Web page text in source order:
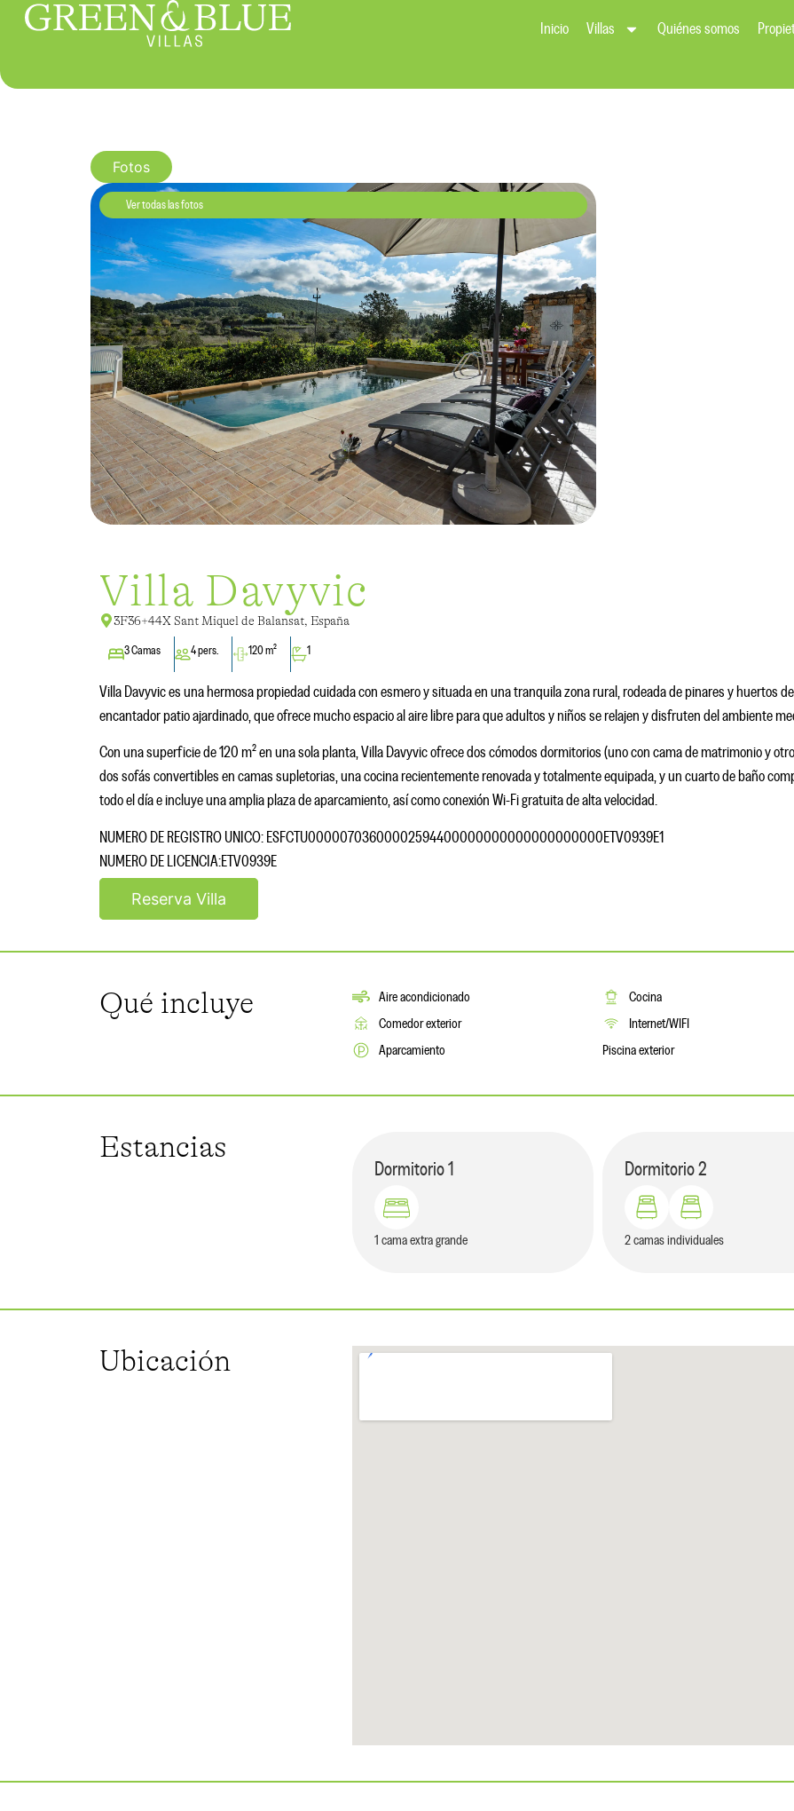
Inicio Villas Quiénes somos
Fotos
Ver todas las fotos
Villa Davyvic
3F36+44X Sant Miquel de Balansat, España
3 Camas 4 pers. 120 m² 1
Villa Davyvic es una hermosa propiedad cuidada con esmero y situada en una tranquila zona rural, rodeada de pinares y huertos
encantador patio ajardinado, que ofrece mucho espacio al aire libre para que adultos y niños se relajen y disfruten del ambiente
Con una superficie de 120 m² en una sola planta, Villa Davyvic ofrece dos cómodos dormitorios (uno con cama de matrimonio y
dos sofás convertibles en camas supletorias, una cocina recientemente renovada y totalmente equipada, y un cuarto de baño
todo el día e incluye una amplia plaza de aparcamiento, así como conexión Wi-Fi gratuita de alta velocidad.
NUMERO DE REGISTRO UNICO: ESFCTU00000703600002594400000000000000000000ETV0939E1
NUMERO DE LICENCIA:ETV0939E
Reserva Villa
Qué incluye Aire acondicionado Cocina
Comedor exterior
Internet/WIFI
Aparcamiento
Piscina exterior
Estancias
Dormitorio1
1 cama extra grande
Dormitorio2
2 camas individuales
Ubicación